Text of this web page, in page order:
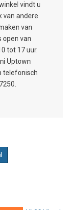
vindt u
van andere
van
open van
tot 17 uur.
Uptown
telefonisch